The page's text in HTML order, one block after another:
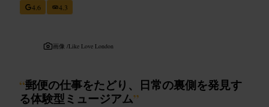
4.6
4.3
画像 /Like Love London
“郵便の仕事をたどり、日常の裏側を発見す
る体験型ミュージアム”